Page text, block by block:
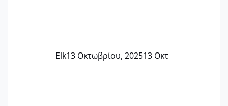
Elk13 Οκτωβρίου, 202513 Οκτ